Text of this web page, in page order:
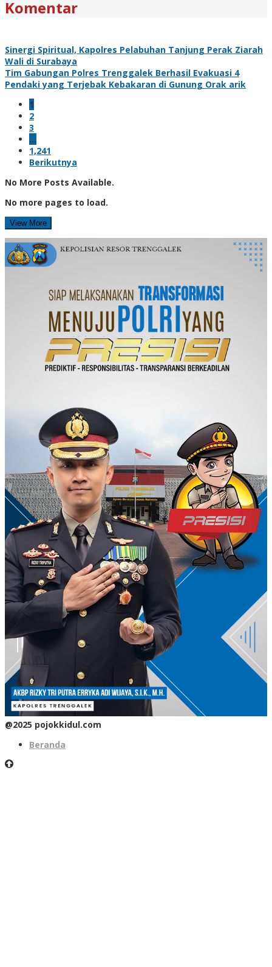
Komentar
Sinergi Spiritual, Kapolres Pelabuhan Tanjung Perak Ziarah
Wali di Surabaya
Tim Gabungan Polres Trenggalek Berhasil Evakuasi 4
Pendaki yang Terjebak Kebakaran di Gunung Orak arik
1
2
3
…
1,241
Berikutnya
No More Posts Available.
No more pages to load.
View More
@2025 pojokkidul.com
Beranda